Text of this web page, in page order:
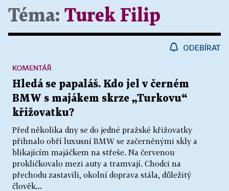
Téma: Turek Filip
ODEBÍRAT
Hledá se papaláš. Kdo jel v černém
BMW s majákem skrze „Turkovu“
křižovatku?
Před několika dny se do jedné pražské křižovatky
přihnalo obří luxusní BMW se začerněnými skly a
blikajícím majáčkem na střeše. Na červenou
prokličkovalo mezi auty a tramvají. Chodci na
přechodu zastavili, okolní doprava stála, důležitý
člověk...
KOMENTÁŘ